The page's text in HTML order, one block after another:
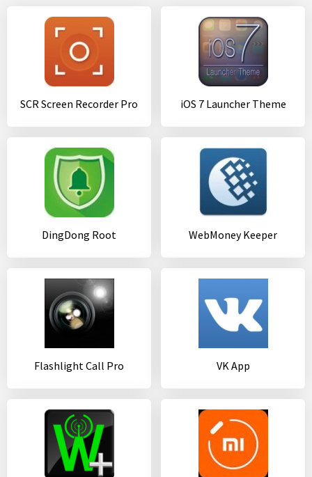
SCR Screen Recorder Pro iOS 7 Launcher Theme
DingDong Root WebMoney Keeper
Flashlight Call Pro VK App